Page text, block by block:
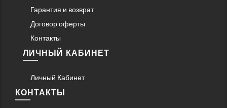
Гарантия и возврат
Договор оферты
Контакты
ЛИЧНЫЙ КАБИНЕТ
Личный Кабинет
КОНТАКТЫ